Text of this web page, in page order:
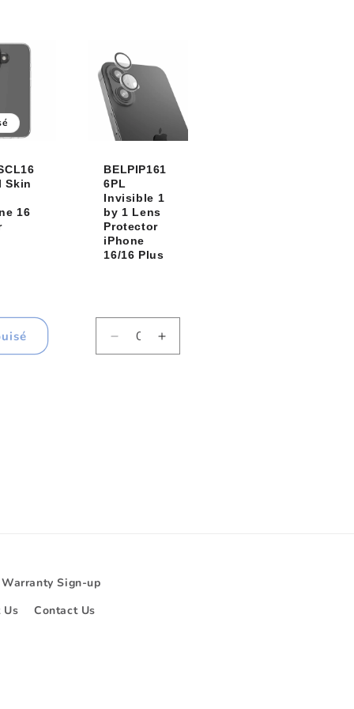
Default
Title
Title
Title
Skin
16
BELPIP161
6PL
Invisible 1
by 1 Lens
Protector
iPhone
16/16 Plus
Réduire
la
Augmenter
la
Sign-up
Us
Contact Us